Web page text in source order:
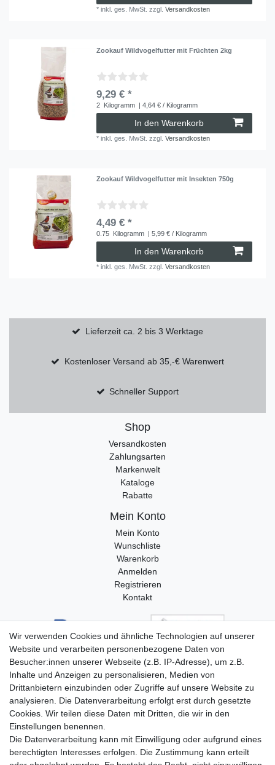
*inkl. ges. MwSt. zzgl.Versandkosten
Zookauf Wildvogelfutter mit Früchten 2kg
9,29 € *
2 Kilogramm | 4,64 € / Kilogramm
In den Warenkorb
*inkl. ges. MwSt. zzgl.Versandkosten
Zookauf Wildvogelfutter mit Insekten 750g
4,49 € *
0.75 Kilogramm | 5,99 € / Kilogramm
In den Warenkorb
*inkl. ges. MwSt. zzgl.Versandkosten
Lieferzeit ca. 2 bis 3 Werktage
Kostenloser Versand ab 35,-€ Warenwert
Schneller Support
Shop
Versandkosten
Zahlungsarten
Markenwelt
Kataloge
Rabatte
Mein Konto
Mein Konto
Wunschliste
Warenkorb
Anmelden
Registrieren
Kontakt
Wir verwenden Cookies und ähnliche Technologien auf unserer
Website und verarbeiten personenbezogene Daten von
Besucher:innen unserer Webseite (z.B. IP-Adresse), um z.B.
Inhalte und Anzeigen zu personalisieren, Medien von
Drittanbietern einzubinden oder Zugriffe auf unsere Website zu
analysieren. Die Datenverarbeitung erfolgt erst durch gesetzte
Cookies. Wir teilen diese Daten mit Dritten, die wir in den
Einstellungen benennen.
Die Datenverarbeitung kann mit Einwilligung oder aufgrund eines
berechtigten Interesses erfolgen. Die Zustimmung kann erteilt